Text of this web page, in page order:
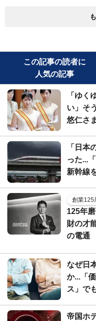
この記事の読者に
人気の記事
「ゆく
い」そ
悠仁さ
「日本
った...
新幹線
創業125
125年
財の才
の電通
なぜ日
か...「
ス」で
帝国ホ